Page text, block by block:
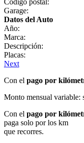
Garage:
Datos del Auto
Año:
Marca:
Descripción:
Placas:
Next
Con el pago por
Monto mensual variable:
Con el pago por
paga solo por los km
que recorres.